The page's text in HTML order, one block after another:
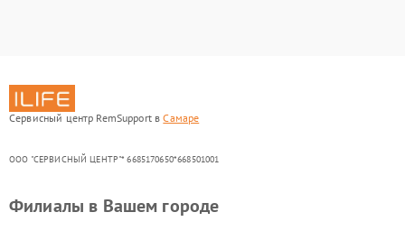
Сервисный центр RemSupport вСамаре
ООО "СЕРВИСНЫЙ ЦЕНТР"* 6685170650*668501001
Филиалы в Вашем городе